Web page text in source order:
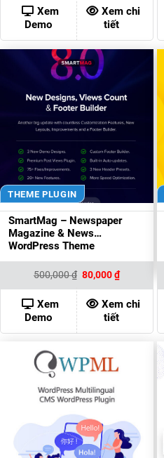
450,000 ₫.
là:
80,000 ₫.
Xem
Demo
Xem chi
tiết
THEME PLUGIN
SmartMag – Newspaper
Magazine & News
WordPress Theme
500,000₫ Giá
gốc
là:
500,000 ₫.
80,000₫Giá
hiện
tại
là:
80,000 ₫.
Xem
Demo
Xem chi
tiết